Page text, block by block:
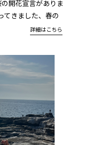
開花宣言がありま
てきました、春の
詳細はこちら